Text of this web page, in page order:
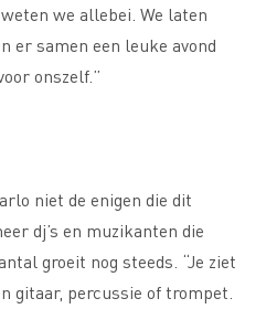
we allebei. We laten
er samen een leuke avond
onszelf.”
niet de enigen die dit
dj’s en muzikanten die
groeit nog steeds. “Je ziet
gitaar, percussie of trompet.